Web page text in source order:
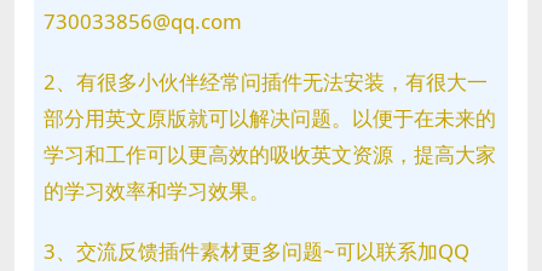
730033856@qq.com
2、有很多小伙伴经常问插件无法安装，有很大一
部分用英文原版就可以解决问题。以便于在未来的
学习和工作可以更高效的吸收英文资源，提高大家
的学习效率和学习效果。
3、交流反馈插件素材更多问题~可以联系加QQ